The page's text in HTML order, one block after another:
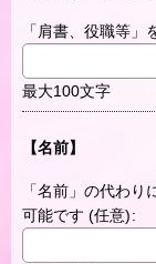
「肩書、役職等
最大100文字
【名前】
「名前」の代わ
可能です (任意):